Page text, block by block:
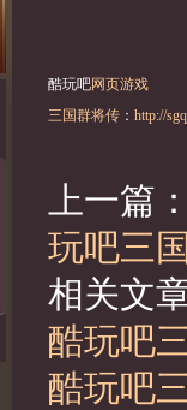
酷玩吧网页游戏
三国群将传 ： http://
上一篇
玩吧三
相关文
酷玩吧
酷玩吧